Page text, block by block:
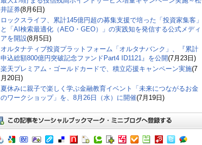
井証券(8月6日)
ロックスライフ、累計145億円超の募集支援で培った「投資家集客」
と「AI検索最適化（AEO・GEO）」の実践知を発信する公式メディ
アを開設(8月5日)
オルタナティブ投資プラットフォーム「オルタナバンク」、『累計
申込総額800億円突破記念ファンドPart4 ID1121』を公開(7月23日)
楽天プレミアム・ゴールドカードで、積立応援キャンペーン実施(7
月20日)
夏休みに親子で楽しく学ぶ金融教育イベント「未来につながるお金
のワークショップ」を、8月26日（水）に開催(7月19日)